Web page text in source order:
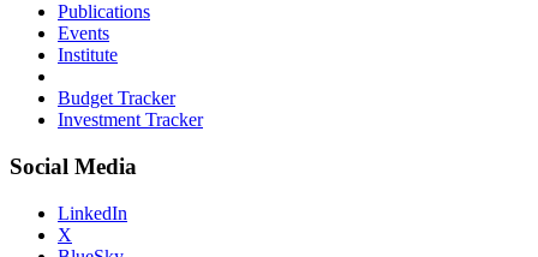
Publications
Events
Institute
Budget Tracker
Investment Tracker
Social Media
LinkedIn
X